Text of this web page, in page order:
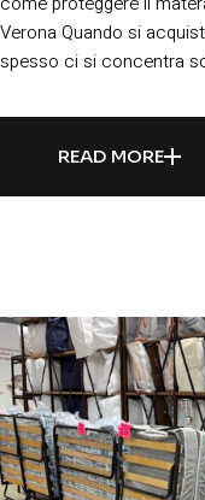
Verona Quando si
spesso ci si concentra
READ MORE